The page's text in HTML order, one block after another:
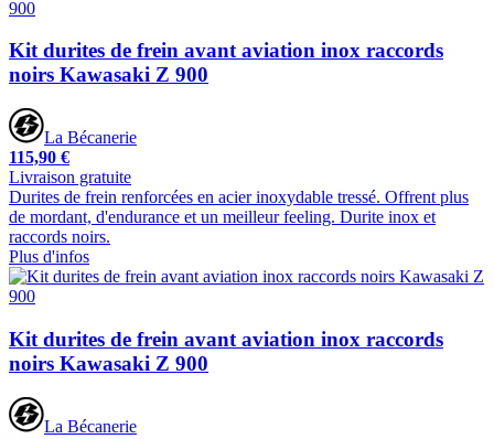
Kit durites de frein avant aviation inox raccords
noirs Kawasaki Z 900
La Bécanerie
115,90 €
Livraison gratuite
Durites de frein renforcées en acier inoxydable tressé. Offrent plus
de mordant, d'endurance et un meilleur feeling. Durite inox et
raccords noirs.
Plus d'infos
Kit durites de frein avant aviation inox raccords
noirs Kawasaki Z 900
La Bécanerie